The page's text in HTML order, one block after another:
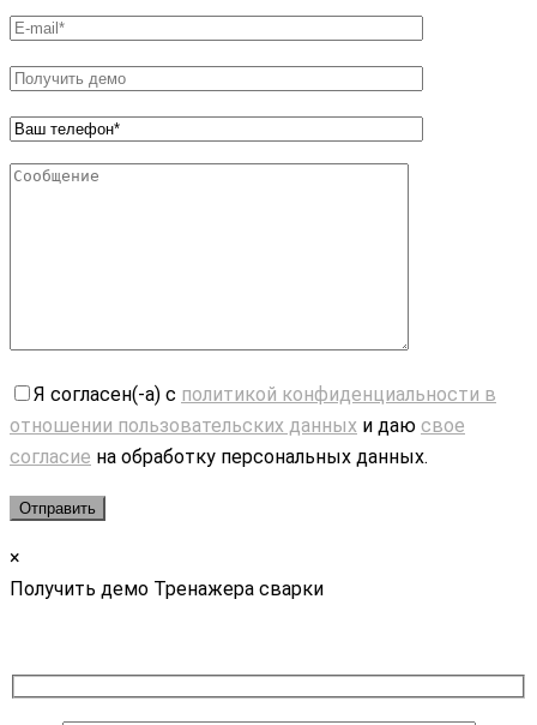
Я согласен(-а) с политикой конфиденциальности в
отношении пользовательских данных и даю свое
согласие на обработку персональных данных.
×
Получить демо Тренажера сварки